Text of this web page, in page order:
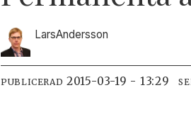
LarsAndersson
PUBLICERAD 2015-03-19 - 13:29